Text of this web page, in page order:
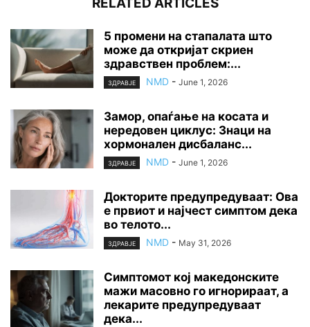
5 промени на стапалата што
може да откријат скриен
здравствен проблем:...
ЗДРАВЈЕ NMD - June 1, 2026
Замор, опаѓање на косата и
нередовен циклус: Знаци на
хормонален дисбаланс...
ЗДРАВЈЕ NMD - June 1, 2026
Докторите предупредуваат: Ова
е првиот и најчест симптом дека
во телото...
ЗДРАВЈЕ NMD - May 31, 2026
Симптомот кој македонските
мажи масовно го игнорираат, а
лекарите предупредуваат
дека...